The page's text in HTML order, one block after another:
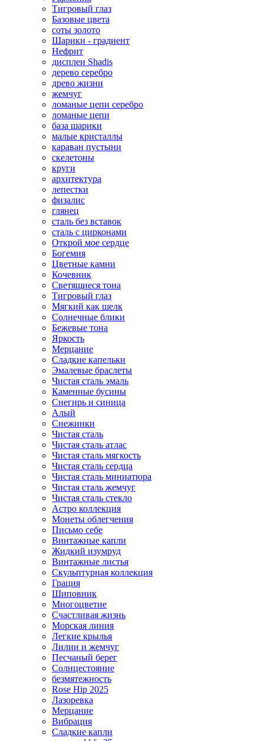
Тигровый глаз
Базовые цвета
соты золото
Шарики - градиент
Нефрит
дисплеи Shadis
дерево серебро
древо жизни
жемчуг
ломаные цепи серебро
ломаные цепи
база шарики
малые кристаллы
караван пустыни
скелетоны
круги
архитектура
лепестки
физалис
глянец
сталь без вставок
сталь с цирконами
Открой мое сердце
Богемия
Цветные камни
Кочевник
Светящиеся тона
Тигровый глаз
Мягкий как шелк
Солнечные блики
Бежевые тона
Яркость
Мерцание
Сладкие капельки
Эмалевые браслеты
Чистая сталь эмаль
Каменные бусины
Снегирь и синица
Алый
Снежинки
Чистая сталь
Чистая сталь атлас
Чистая сталь мягкость
Чистая сталь сердца
Чистая сталь миниатюра
Чистая сталь жемчуг
Чистая сталь стекло
Астро коллекция
Монеты облегчения
Письмо себе
Винтажные капли
Жидкий изумруд
Винтажные листья
Скульптурная коллекция
Грация
Шиповник
Многоцветие
Счастливая жизнь
Морская линия
Легкие крылья
Лилии и жемчуг
Песчаный берег
Солнцестояние
безмятежность
Rose Hip 2025
Лазоревка
Мерцание
Вибрация
Сладкие капли